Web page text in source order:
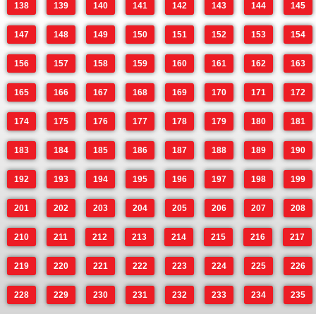
138 139 140 141 142 143 144 145
147 148 149 150 151 152 153 154
156 157 158 159 160 161 162 163
165 166 167 168 169 170 171 172
174 175 176 177 178 179 180 181
183 184 185 186 187 188 189 190
192 193 194 195 196 197 198 199
201 202 203 204 205 206 207 208
210 211 212 213 214 215 216 217
219 220 221 222 223 224 225 226
228 229 230 231 232 233 234 235